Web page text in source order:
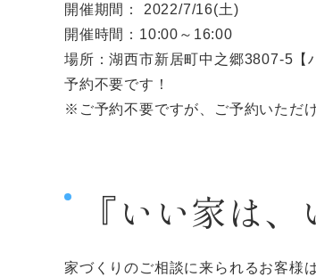
開催期間： 2022/7/16(土)
開催時間：10:00～16:00
場所：湖西市新居町中之郷3807-5【
予約不要です！
※ご予約不要ですが、ご予約いただ
『いい家は
家づくりのご相談に来られるお客様